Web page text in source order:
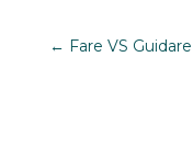
← Fare VS Guidare